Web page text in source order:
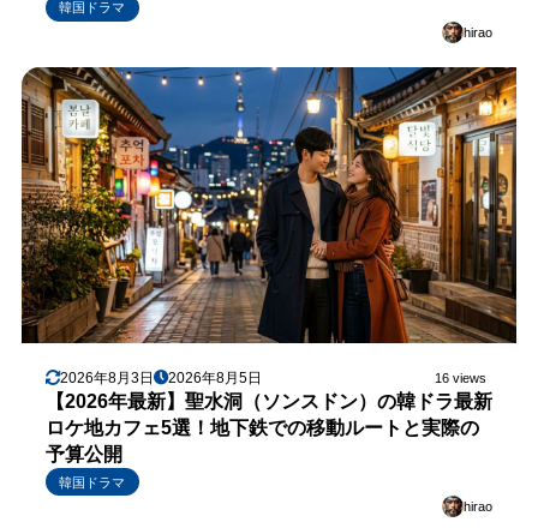
韓国ドラマ
hirao
2026年8月3日 2026年8月5日 16 views
【2026年最新】聖水洞（ソンスドン）の韓ドラ最新
ロケ地カフェ5選！地下鉄での移動ルートと実際の
予算公開
韓国ドラマ
hirao